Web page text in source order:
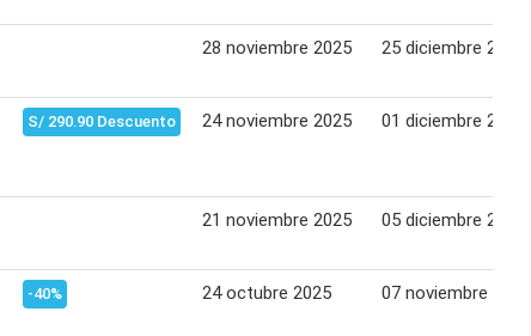
28 noviembre 2025 25 diciembre 2025
S/ 290.90 Descuento 24 noviembre 2025 01 diciembre 2025
21 noviembre 2025 05 diciembre 2025
-40% 24 octubre 2025 07 noviembre 2025